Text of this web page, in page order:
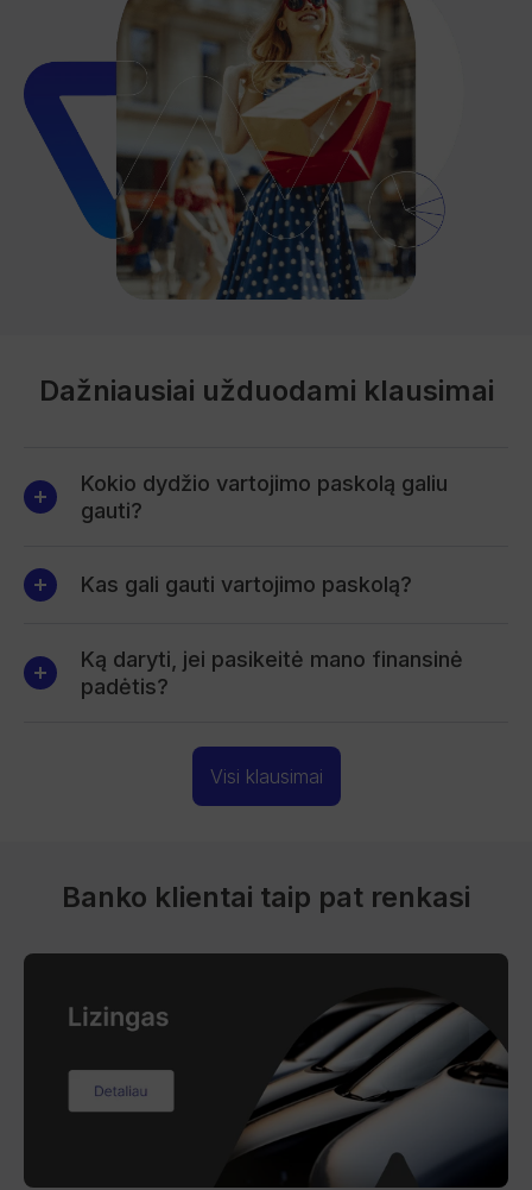
Dažniausiai užduodami klausimai
Kokio dydžio vartojimo paskolą galiu
gauti?
Kas gali gauti vartojimo paskolą?
Ką daryti, jei pasikeitė mano finansinė
padėtis?
Visi klausimai
Banko klientai taip pat renkasi